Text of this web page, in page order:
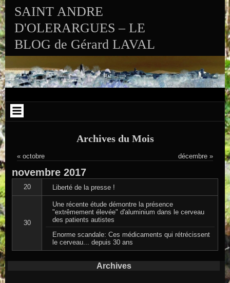
Skip to VISITS_COUNTER_WIDGET
SAINT ANDRE
D'OLERARGUES – LE
BLOG de Gérard LAVAL
Archives du Mois
« octobre décembre »
novembre 2017
20 Liberté de la presse !
30
Une récente étude démontre la présence
"extrêmement élevée" d'aluminium dans le cerveau
des patients autistes
Enorme scandale: Ces médicaments qui rétrécissent
le cerveau... depuis 30 ans
Archives